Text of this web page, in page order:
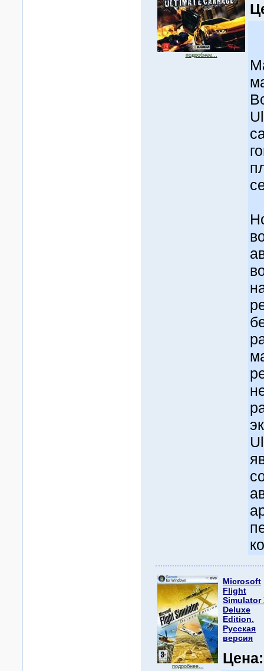
подробнее...
подробнее...
Microsoft
Flight
Simulator
Deluxe
Edition.
Русская
версия